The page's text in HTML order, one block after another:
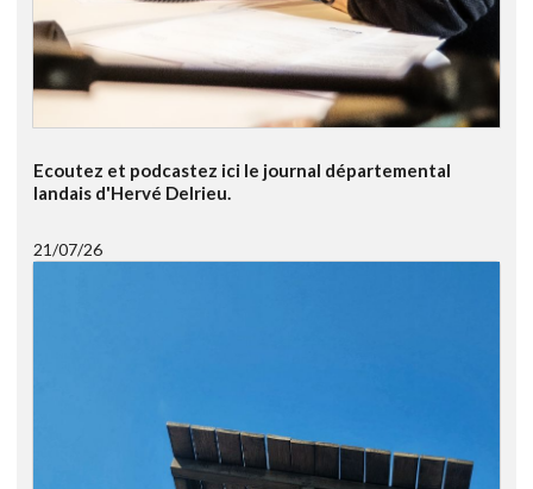
Ecoutez et podcastez ici le journal départemental
landais d'Hervé Delrieu.
21/07/26